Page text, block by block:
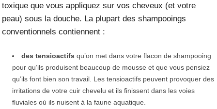
toxique que vous appliquez sur vos cheveux (et votre
peau) sous la douche. La plupart des shampooings
conventionnels contiennent :
des tensioactifs qu’on met dans votre flacon de shampooing
pour qu’ils produisent beaucoup de mousse et que vous pensiez
qu’ils font bien son travail. Les tensioactifs peuvent provoquer des
irritations de votre cuir chevelu et ils finissent dans les voies
fluviales où ils nuisent à la faune aquatique.